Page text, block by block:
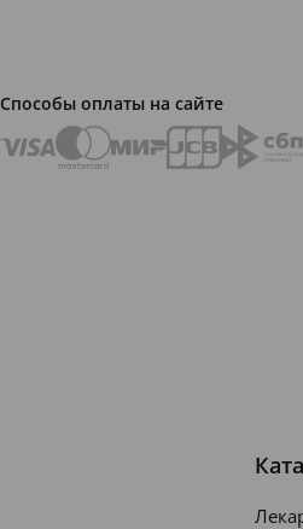
Способы оплаты на сайте